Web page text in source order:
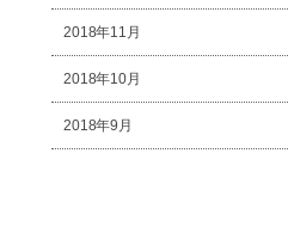
2018年11月
2018年10月
2018年9月